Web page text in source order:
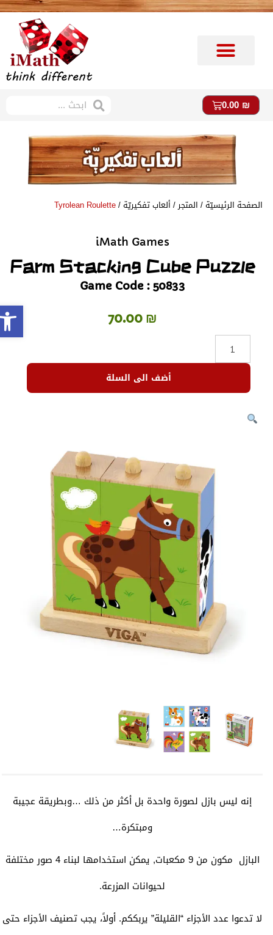
0.00₪
الصفحة الرئيسيّة/ المتجر/ألعاب تفكيريّة / Tyrolean Roulette
iMath Games
Farm Stacking Cube Puzzle
Game Code : 50833
70.00₪
أضف الى السلة
إنه ليس بازل لصورة واحدة بل أكثر من ذلك …وبطريقة عجيبة
ومبتكرة…
البازل مكون من 9 مكعبات, يمكن استخدامها لبناء 4 صور مختلفة
لحيوانات المزرعة.
لا تدعوا عدد الأجزاء “القليلة” يربككم. أولاً، يجب تصنيف الأجزاء حتى